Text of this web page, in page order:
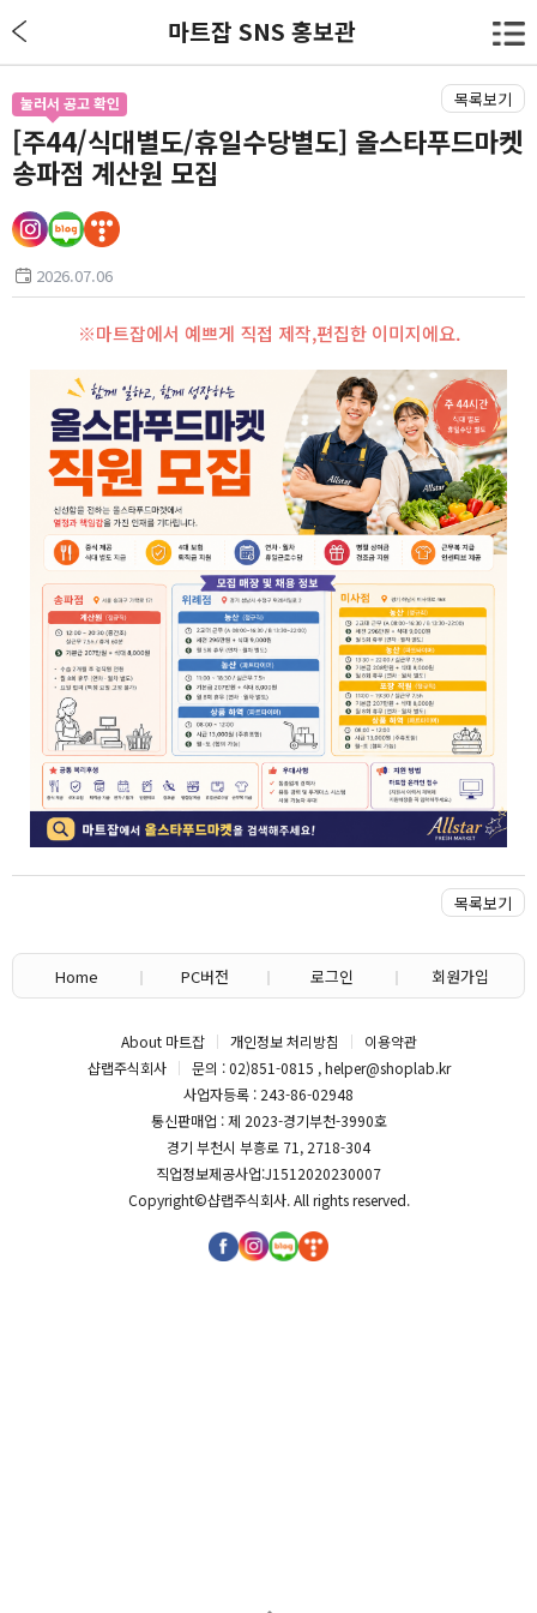
마트잡 SNS 홍보관
목록보기
[주44/식대별도/휴일수당별도] 올스타푸드마켓
송파점 계산원 모집
눌러서 공고 확인
2026.07.06
※마트잡에서 예쁘게 직접 제작,편집한 이미지에요.
목록보기
Home PC버전 로그인 회원가입
About 마트잡 개인정보 처리방침
이용약관
샵랩주식회사
문의 : 02)851-0815 , helper@shoplab.kr
사업자등록 : 243-86-02948
통신판매업 : 제 2023-경기부천-3990호
경기 부천시 부흥로 71, 2718-304
직업정보제공사업:J1512020230007
Copyright©샵랩주식회사. All rights reserved.